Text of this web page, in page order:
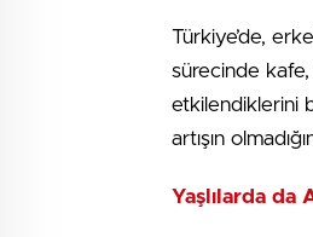
Türkiye’de,
sürecinde kafe,
etkilendiklerini
artışın
Yaşlılarda da